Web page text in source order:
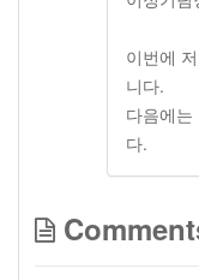
이번에
니다.
다음에는
다.